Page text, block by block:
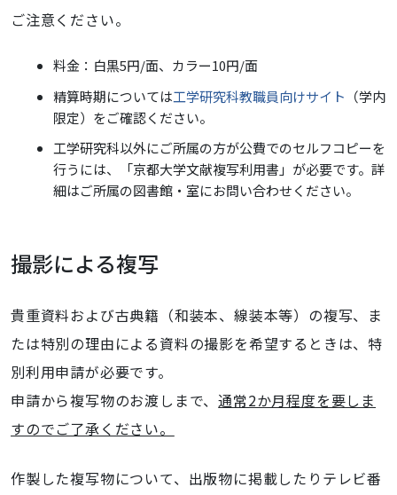
ご注意ください。
料金：白黒5円/面、カラー10円/面
精算時期については工学研究科教職員向けサイト （学内
限定）をご確認ください。
工学研究科以外にご所属の方が公費でのセルフコピーを
行うには、「京都大学文献複写利用書」が必要です。詳
細はご所属の図書館・室にお問い合わせください。
撮影による複写
貴重資料および古典籍（和装本、線装本等）の複写、ま
たは特別の理由による資料の撮影を希望するときは、特
別利用申請が必要です。
申請から複写物のお渡しまで、通常2か月程度を要しま
すのでご了承ください。
作製した複写物について、出版物に掲載したりテレビ番